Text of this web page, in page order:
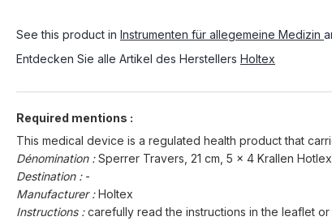
See this product in Instrumenten für allegemeine Medizin
Entdecken Sie alle Artikel des Herstellers Holtex
Required mentions :
This medical device is a regulated health product that
Dénomination :Sperrer Travers, 21 cm, 5 x 4 Krallen Hotlex
Destination : -
Manufacturer :Holtex
Instructions :carefully read the instructions in the leaflet